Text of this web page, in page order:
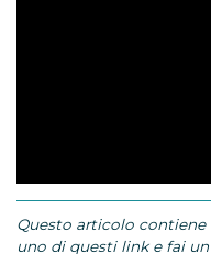
Questo articolo contiene
uno di questi link e fai